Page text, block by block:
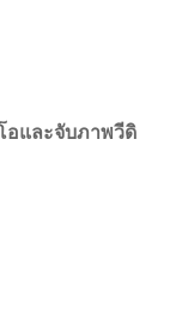
อและจับภาพวีดิ